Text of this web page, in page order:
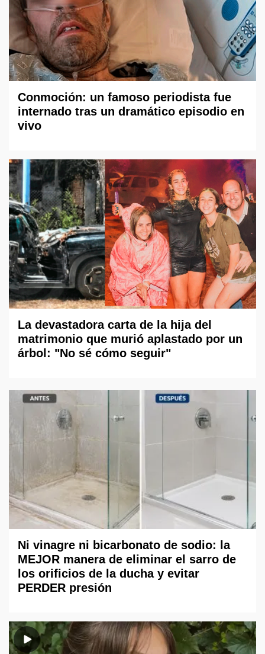
Conmoción: un famoso periodista fue
internado tras un dramático episodio en
vivo
La devastadora carta de la hija del
matrimonio que murió aplastado por un
árbol: "No sé cómo seguir"
Ni vinagre ni bicarbonato de sodio: la
MEJOR manera de eliminar el sarro de
los orificios de la ducha y evitar
PERDER presión